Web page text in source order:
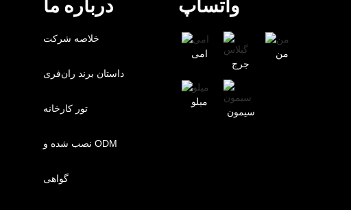
درباره ما
خلاصه شرکت
داستان برند ران‌فری
تور کارخانه
نصب شده و ODM
گواهی
واتساپ
امی
جرج
من
میلو
سیمون